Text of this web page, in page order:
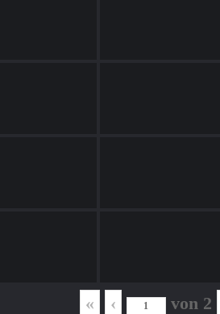
« ‹ von 2